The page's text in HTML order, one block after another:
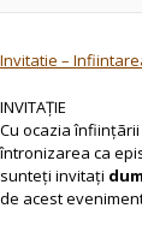
Invitatie –
INVITAȚIE
Cu ocazia
întronizarea ca
sunteți invitați
de acest